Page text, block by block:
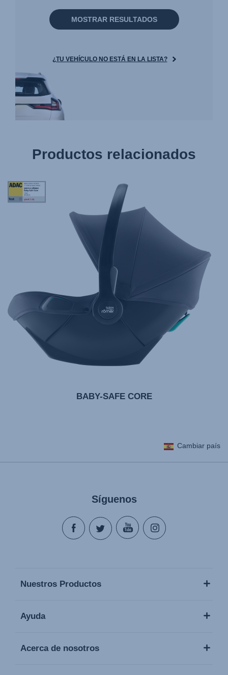
MOSTRAR RESULTADOS
¿TU VEHÍCULO NO ESTÁ EN LA LISTA?
Productos relacionados
Award
StiWa
BABY-SAFE CORE
Cambiar país
Síguenos
Nuestros Productos
Ayuda
Acerca de nosotros